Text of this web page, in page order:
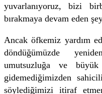
yuvarlanıyoruz, bizi
bırakmaya devam eden
Ancak öfkemiz yardım
döndüğümüzde
umutsuzluğa ve
gidemediğimizden
söylediğimizi itiraf